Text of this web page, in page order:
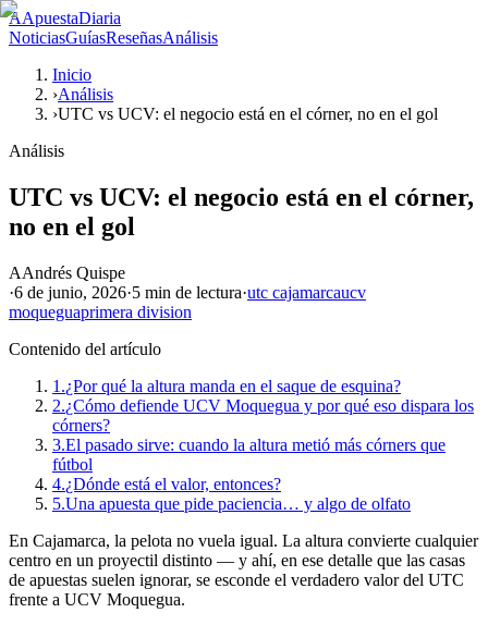
AApuestaDiaria
NoticiasGuíasReseñasAnálisis
Inicio
›Análisis
›UTC vs UCV: el negocio está en el córner, no en el gol
Análisis
UTC vs UCV: el negocio está en el córner,
no en el gol
AAndrés Quispe
·6 de junio, 2026·5 min de lectura·utc cajamarcaucv
moqueguaprimera division
Contenido del artículo
1.¿Por qué la altura manda en el saque de esquina?
2.¿Cómo defiende UCV Moquegua y por qué eso dispara los
córners?
3.El pasado sirve: cuando la altura metió más córners que
fútbol
4.¿Dónde está el valor, entonces?
5.Una apuesta que pide paciencia… y algo de olfato
En Cajamarca, la pelota no vuela igual. La altura convierte cualquier
centro en un proyectil distinto — y ahí, en ese detalle que las casas
de apuestas suelen ignorar, se esconde el verdadero valor del UTC
frente a UCV Moquegua.